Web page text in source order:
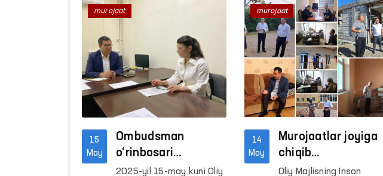
Har ikkala murojaatchi
zararli mehnat sharoitida
faoliyat ko‘rsatgan va
shu asosda pensiyaga
chiqish huquqini talab
qilgan.
davomida aliment
to‘lamasdan
kelinayotganini bildirgan.
Aliment to‘lovchiga
nisbatan ikki marotaba
maʼmuriy va bir
marotaba jinoiy
qo‘llanilgan bo‘lsa-da,
aliment majburiyatlari
bajarilmagan.
15
May
Ombudsman
o‘rinbosari
tomonidan
2025-yil 15-may kuni Oliy
murojaat
14
May
Murojaatlar joyiga
chiqib
o‘rganilmoqda
Oliy Majlisning Inson
murojaat